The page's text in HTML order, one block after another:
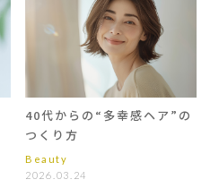
40代からの“多幸感ヘア”の
つくり方
Beauty
2026.03.24